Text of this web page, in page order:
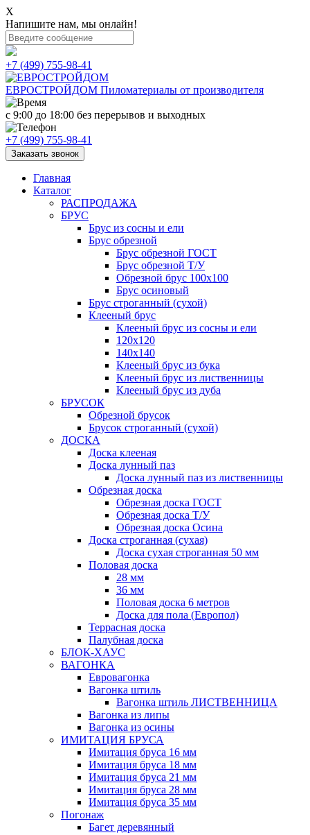
X
Напишите нам, мы онлайн!
+7 (499) 755-98-41
ЕВРОСТРОЙДОМ Пиломатериалы от производителя
с 9:00 до 18:00 без перерывов и выходных
+7 (499) 755-98-41
Заказать звонок
Главная
Каталог
РАСПРОДАЖА
БРУС
Брус из сосны и ели
Брус обрезной
Брус обрезной ГОСТ
Брус обрезной Т/У
Обрезной брус 100х100
Брус осиновый
Брус строганный (сухой)
Клееный брус
Клееный брус из сосны и ели
120х120
140х140
Клееный брус из бука
Клееный брус из лиственницы
Клееный брус из дуба
БРУСОК
Обрезной брусок
Брусок строганный (сухой)
ДОСКА
Доска клееная
Доска лунный паз
Доска лунный паз из лиственницы
Обрезная доска
Обрезная доска ГОСТ
Обрезная доска Т/У
Обрезная доска Осина
Доска строганная (сухая)
Доска сухая строганная 50 мм
Половая доска
28 мм
36 мм
Половая доска 6 метров
Доска для пола (Европол)
Террасная доска
Палубная доска
БЛОК-ХАУС
ВАГОНКА
Евровагонка
Вагонка штиль
Вагонка штиль ЛИСТВЕННИЦА
Вагонка из липы
Вагонка из осины
ИМИТАЦИЯ БРУСА
Имитация бруса 16 мм
Имитация бруса 18 мм
Имитация бруса 21 мм
Имитация бруса 28 мм
Имитация бруса 35 мм
Погонаж
Багет деревянный